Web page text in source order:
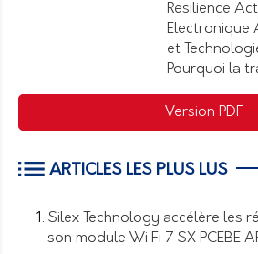
Resilience
Electronique
et
Pourquoi la
Version PDF
ARTICLES LES PLUS LUS
Silex Technology accélère les
son module Wi Fi 7 SX PCEBE